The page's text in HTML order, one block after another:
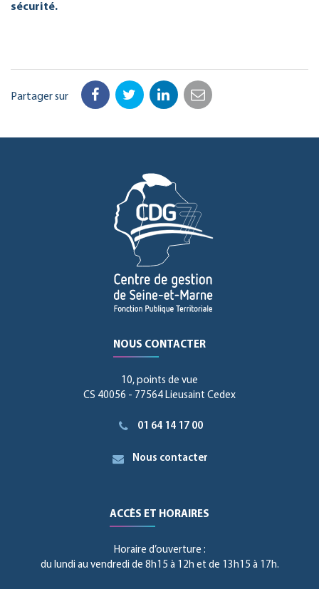
sécurité.
Partager sur Facebook
TwitterLinkedIn
Email
NOUS CONTACTER
10, points de vue
CS 40056 - 77564 Lieusaint Cedex
01 64 14 17 00
Nous contacter
ACCÈS ET HORAIRES
Horaire d’ouverture :
du lundi au vendredi de 8h15 à 12h et de 13h15 à 17h.